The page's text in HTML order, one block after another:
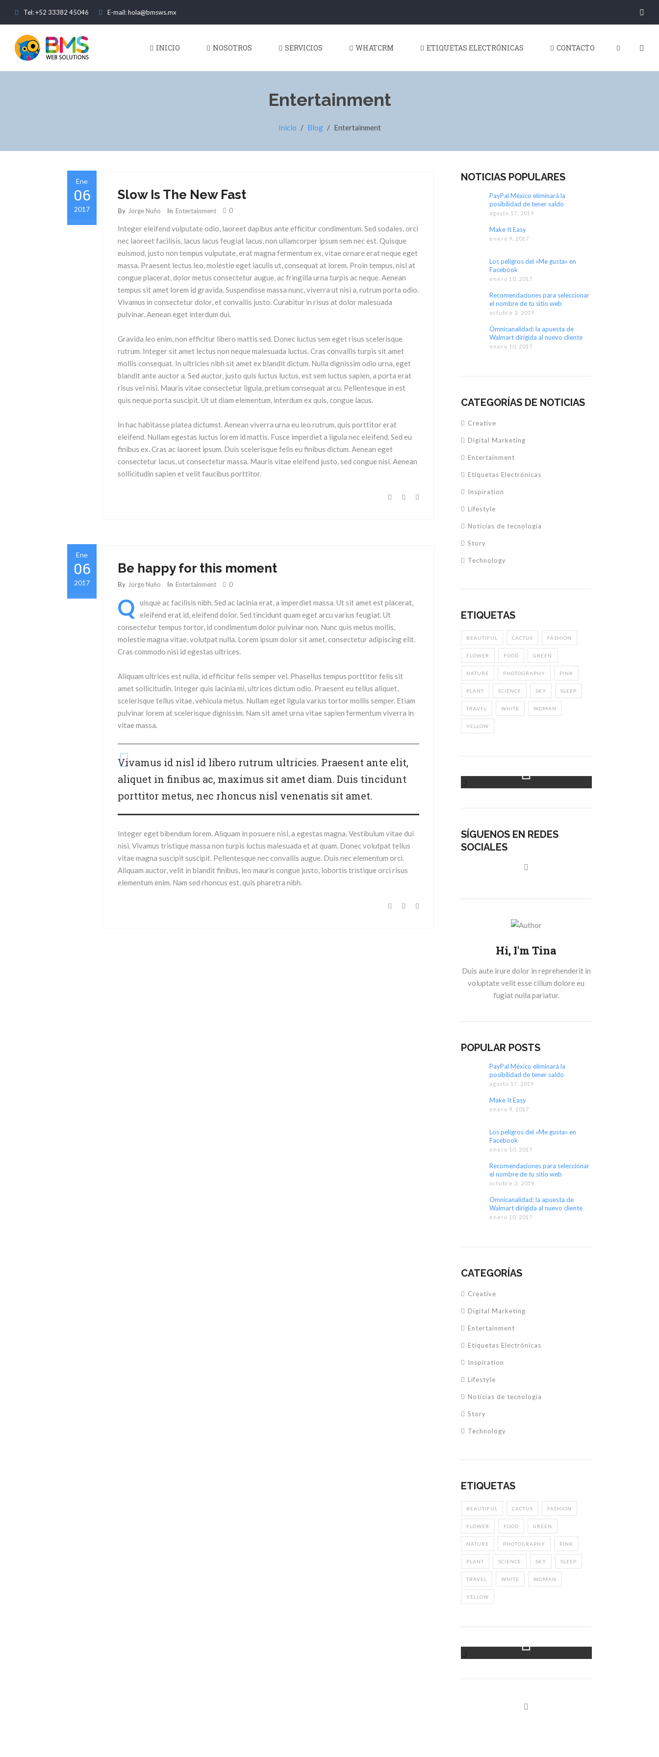
Tel: +52 33382 45046 E-mail: hola@bmsws.mx
INICIO NOSOTROS SERVICIOS WHATCRM ETIQUETAS ELECTRÓNICAS CONTACTO
Entertainment
Inicio / Blog / Entertainment
Ene
06
2017
Slow Is The New Fast
By Jorge Nuño In Entertainment 0
Integer eleifend vulputate odio, laoreet dapibus ante efficitur condimentum. Sed sodales, orci
nec laoreet facilisis, lacus lacus feugiat lacus, non ullamcorper ipsum sem nec est. Quisque
euismod, justo non tempus vulputate, erat magna fermentum ex, vitae ornare erat neque eget
massa. Praesent lectus leo, molestie eget iaculis ut, consequat at lorem. Proin tempus, nisl at
congue placerat, dolor metus consectetur augue, ac fringilla urna turpis ac neque. Aenean
tempus sit amet lorem id gravida. Suspendisse massa nunc, viverra ut nisi a, rutrum porta odio.
Vivamus in consectetur dolor, et convallis justo. Curabitur in risus at dolor malesuada
pulvinar. Aenean eget interdum dui.
Gravida leo enim, non efficitur libero mattis sed. Donec luctus sem eget risus scelerisque
rutrum. Integer sit amet lectus non neque malesuada luctus. Cras convallis turpis sit amet
mollis consequat. In ultricies nibh sit amet ex blandit dictum. Nulla dignissim odio urna, eget
blandit ante auctor a. Sed auctor, justo quis luctus luctus, est sem luctus sapien, a porta erat
risus vel nisi. Mauris vitae consectetur ligula, pretium consequat arcu. Pellentesque in est
quis neque porta suscipit. Ut ut diam elementum, interdum ex quis, congue lacus.
In hac habitasse platea dictumst. Aenean viverra urna eu leo rutrum, quis porttitor erat
eleifend. Nullam egestas luctus lorem id mattis. Fusce imperdiet a ligula nec eleifend. Sed eu
finibus ex. Cras ac laoreet ipsum. Duis scelerisque felis eu finibus dictum. Aenean eget
consectetur lacus, ut consectetur massa. Mauris vitae eleifend justo, sed congue nisi. Aenean
sollicitudin sapien et velit faucibus porttitor.
Ene
06
2017
Be happy for this moment
By Jorge Nuño In Entertainment 0
Q
uisque ac facilisis nibh. Sed ac lacinia erat, a imperdiet massa. Ut sit amet est placerat,
eleifend erat id, eleifend dolor. Sed tincidunt quam eget arcu varius feugiat. Ut
consectetur tempus tortor, id condimentum dolor pulvinar non. Nunc quis metus mollis,
molestie magna vitae, volutpat nulla. Lorem ipsum dolor sit amet, consectetur adipiscing elit.
Cras commodo nisi id egestas ultrices.
Aliquam ultrices est nulla, id efficitur felis semper vel. Phasellus tempus porttitor felis sit
amet sollicitudin. Integer quis lacinia mi, ultrices dictum odio. Praesent eu tellus aliquet,
scelerisque tellus vitae, vehicula metus. Nullam eget ligula varius tortor mollis semper. Etiam
pulvinar lorem at scelerisque dignissim. Nam sit amet urna vitae sapien fermentum viverra in
vitae massa.
Vivamus id nisl id libero rutrum ultricies. Praesent ante elit,
aliquet in finibus ac, maximus sit amet diam. Duis tincidunt
porttitor metus, nec rhoncus nisl venenatis sit amet.
Integer eget bibendum lorem. Aliquam in posuere nisl, a egestas magna. Vestibulum vitae dui
nisi. Vivamus tristique massa non turpis luctus malesuada et at quam. Donec volutpat tellus
vitae magna suscipit suscipit. Pellentesque nec convallis augue. Duis nec elementum orci.
Aliquam auctor, velit in blandit finibus, leo mauris congue justo, lobortis tristique orci risus
elementum enim. Nam sed rhoncus est, quis pharetra nibh.
NOTICIAS POPULARES
PayPal México eliminará la
posibilidad de tener saldo
agosto 17, 2019
Make It Easy
enero 9, 2017
Los peligros del «Me gusta» en
Facebook
enero 10, 2017
Recomendaciones para seleccionar
el nombre de tu sitio web
octubre 3, 2019
Omnicanalidad: la apuesta de
Walmart dirigida al nuevo cliente
digital
enero 10, 2017
CATEGORÍAS DE NOTICIAS
Creative
Digital Marketing
Entertainment
Etiquetas Electrónicas
Inspiration
Lifestyle
Noticias de tecnología
Story
Technology
ETIQUETAS
BEAUTIFUL CACTUS FASHION
FLOWER FOOD GREEN
NATURE PHOTOGRAPHY PINK
PLANT SCIENCE SKY SLEEP
TRAVEL WHITE WOMAN
YELLOW
Instagram Feed
SÍGUENOS EN REDES
SOCIALES
Hi, I'm Tina
Duis aute irure dolor in reprehenderit in
voluptate velit esse cillum dolore eu
fugiat nulla pariatur.
POPULAR POSTS
PayPal México eliminará la
posibilidad de tener saldo
agosto 17, 2019
Make It Easy
enero 9, 2017
Los peligros del «Me gusta» en
Facebook
enero 10, 2017
Recomendaciones para seleccionar
el nombre de tu sitio web
octubre 3, 2019
Omnicanalidad: la apuesta de
Walmart dirigida al nuevo cliente
digital
enero 10, 2017
CATEGORÍAS
Creative
Digital Marketing
Entertainment
Etiquetas Electrónicas
Inspiration
Lifestyle
Noticias de tecnología
Story
Technology
ETIQUETAS
BEAUTIFUL CACTUS FASHION
FLOWER FOOD GREEN
NATURE PHOTOGRAPHY PINK
PLANT SCIENCE SKY SLEEP
TRAVEL WHITE WOMAN
YELLOW